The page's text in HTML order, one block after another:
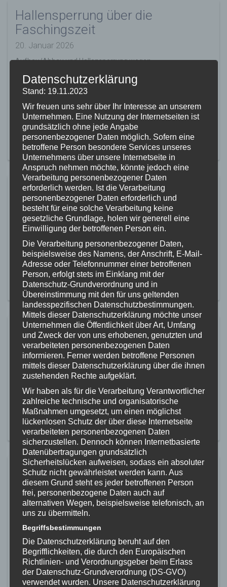
Hallensperrung über die
Faschingszeit
20. Januar 2026
Aufbau/Abbau und Hallensperrung wegen
Mittwoch, 28.01.2026 ab 19:00 Uhr wegen des Verlegens des
Schutzbodens und der Deckenbahnen für den Sportbetrieb
bis Sonntag, 01.02. gesperrt. Die Schulturnhalle ist ab
Donnerstag, den 29.01.2026 ebenfalls bis zum Sonntag für
den Vereinssport gesperrt. Ab Montag, den 02.02. ist die
Gögehalle bis nach […]
MEHR ERFAHREN
Aktion Scheine für Vereine 2025
17. Mai 2025
Scheine für Vereine kommt zurück! Der Countdown läuft: Ab
dem 19.05.2025 bitte wieder fleißig Vereinsscheine bei Rewe
sammeln und unserem Verein zuordnen. Dann dürfen wir uns
wieder neue Materialien für unsere Turnstunden aussuchen.
DANKE! >Hier könnt ihr direkt eure gesammelten
Vereinsscheine für uns registrieren
MEHR ERFAHREN
Turnen mit PET-Flaschen
17. Februar 2025
Vergangene Woche turnten wir mit leeren Plastikflaschen
und die Kinder waren erstaunt, was man mit leeren Flaschen
so alles machen kann. Zuerst durfte jedes Kind eine Rassel
basteln, indem wir einfach Reiskörner in die leeren Flaschen
füllten – und sich die Kinder danach in der Turnhalle laut
rasselnd austoben konnten . Aber auch an unseren […]
MEHR ERFAHREN
Manege frei am Kinderturntag
10. November 2024
Am Samstag, 09.November verwandelte sich die Göge-Halle
in eine lebendige Zirkusmanege. Unter dem Motto „Zirkus“
(DTB) zum Kinder Joy of Moving „Kinderturntag“ ein und
begeisterte zahlreiche Familien aus der Region. Rund 100
Kinder im Alter von 4 bis 10 Jahren nahmen an dem
vielseitigen Programm teil […]
MEHR ERFAHREN
Datenschutzerklärung
Stand: 19.11.2023
Wir freuen uns sehr über Ihr Interesse an unserem
Unternehmen. Eine Nutzung der Internetseiten ist
grundsätzlich ohne jede Angabe
personenbezogener Daten möglich. Sofern eine
betroffene Person besondere Services unseres
Unternehmens über unsere Internetseite in
Anspruch nehmen möchte, könnte jedoch eine
Verarbeitung personenbezogener Daten
erforderlich werden. Ist die Verarbeitung
personenbezogener Daten erforderlich und
besteht für eine solche Verarbeitung keine
gesetzliche Grundlage, holen wir generell eine
Einwilligung der betroffenen Person ein.
Die Verarbeitung personenbezogener Daten,
beispielsweise des Namens, der Anschrift, E-Mail-
Adresse oder Telefonnummer einer betroffenen
Person, erfolgt stets im Einklang mit der
Datenschutz-Grundverordnung und in
Übereinstimmung mit den für uns geltenden
landesspezifischen Datenschutzbestimmungen.
Mittels dieser Datenschutzerklärung möchte unser
Unternehmen die Öffentlichkeit über Art, Umfang
und Zweck der von uns erhobenen, genutzten und
verarbeiteten personenbezogenen Daten
informieren. Ferner werden betroffene Personen
mittels dieser Datenschutzerklärung über die ihnen
zustehenden Rechte aufgeklärt.
Wir haben als für die Verarbeitung Verantwortlicher
zahlreiche technische und organisatorische
Maßnahmen umgesetzt, um einen möglichst
lückenlosen Schutz der über diese Internetseite
verarbeiteten personenbezogenen Daten
sicherzustellen. Dennoch können Internetbasierte
Datenübertragungen grundsätzlich
Sicherheitslücken aufweisen, sodass ein absoluter
Schutz nicht gewährleistet werden kann. Aus
diesem Grund steht es jeder betroffenen Person
frei, personenbezogene Daten auch auf
alternativen Wegen, beispielsweise telefonisch, an
uns zu übermitteln.
Begriffsbestimmungen
Die Datenschutzerklärung beruht auf den
Begrifflichkeiten, die durch den Europäischen
Richtlinien- und Verordnungsgeber beim Erlass
der Datenschutz-Grundverordnung (DS-GVO)
verwendet wurden. Unsere Datenschutzerklärung